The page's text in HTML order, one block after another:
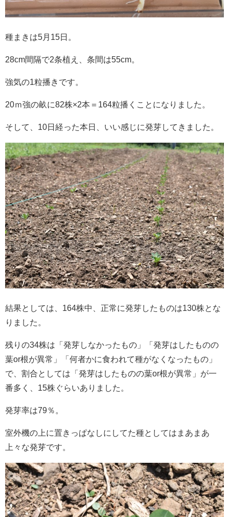
種まきは5月15日。
28cm間隔で2条植え、条間は55cm。
強気の1粒播きです。
20ｍ強の畝に82株×2本＝164粒播くことになりました。
そして、10日経った本日、いい感じに発芽してきました。
結果としては、164株中、正常に発芽したものは130株とな
りました。
残りの34株は「発芽しなかったもの」「発芽はしたものの
葉or根が異常」「何者かに食われて種がなくなったもの」
で、割合としては「発芽はしたものの葉or根が異常」が一
番多く、15株ぐらいありました。
発芽率は79％。
室外機の上に置きっぱなしにしてた種としてはまあまあ
上々な発芽です。